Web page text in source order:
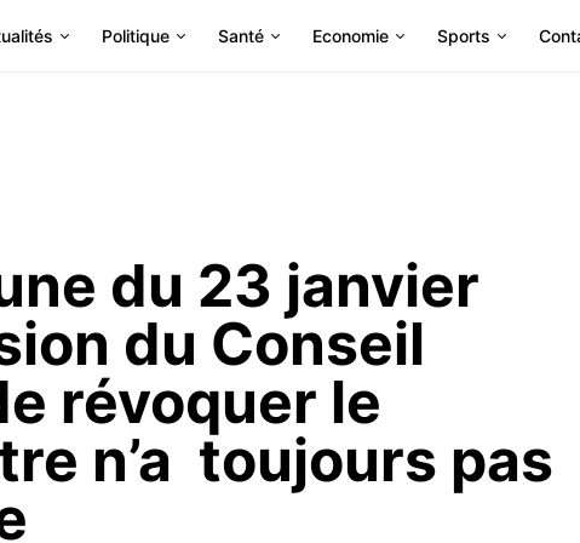
Politique Santé Economie Sports
du 23 janvier
du Conseil
révoquer le
n’a toujours pas